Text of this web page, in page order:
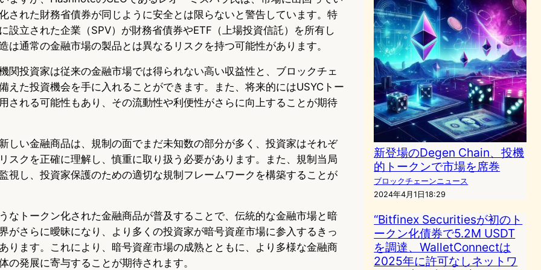
された財務省債券が同じように安全とは限らないと警告しています。特
設立された企業（SPV）が財務省債券やETF（上場投資信託）を所有し
は通常の金融市場の製品とは異なるリスクを持つ可能性があります。
関投資家は従来の金融市場では得られない高い収益性と、ブロックチェ
えた投資機会を手に入れることができます。また、将来的にはUSYCトー
される可能性もあり、その流動性や利便性がさらに向上することが期待
しい金融商品は、規制の面でまだ未知数の部分が多く、投資家はそれぞ
スクを正確に理解し、慎重に取り扱う必要があります。また、規制当局
視し、投資家保護のための適切な規制フレームワークを構築することが
なトークン化された金融商品が普及することで、伝統的な金融市場と暗
がさらに曖昧になり、より多くの投資家が暗号資産市場に参入するきっ
ります。これにより、暗号資産市場の成熟とともに、より多様な金融商
の発展に寄与することが期待されます。
新登場のDegen Chain、投機
的トークンで市場を席巻
ブロックチェーンニュース
2024年4月1日18:29
“Bitfinex Securitiesが初のト
ークン化債券で5.2M USDT
を調達、WalletConnectは
2025年に許可なしネットワ